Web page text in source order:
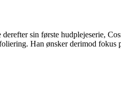
sin første hudplejeserie,
Han ønsker derimod fokus